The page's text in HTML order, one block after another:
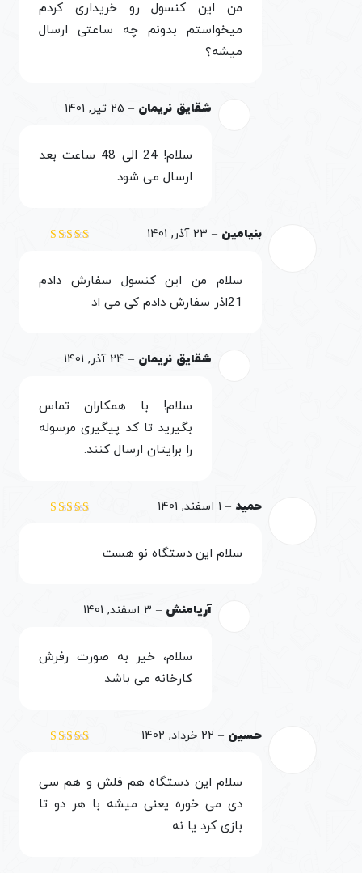
کاربران فراهم می‌کند تا بتوانند بدون متوقف کردن بازی برای شارژ
دسته، از کنترلر جانبی برای ادامه بازی استفاده کنند. قابل ذکر
است که دسته بازی از طریق کابل به کنسول متصل می‌شود. کابل
ارگانیک بوده و کلیدهای آن بسیار منعطف
من این کنسول رو خریداری کردم
میخواستم بدونم چه ساعتی ارسال
میشه؟
شقایق نریمان – 25 تیر, 1401
سلام! 24 الی 48 ساعت بعد
ارسال می شود.
بنیامین – 23 آذر, 1401
سلام من این کنسول سفارش دادم
21اذر سفارش دادم کی می اد
شقایق نریمان – 24 آذر, 1401
سلام! با همکاران تماس
بگیرید تا کد پیگیری مرسوله
را برایتان ارسال کنند.
حمید – 1 اسفند, 1401
سلام این دستگاه نو هست
آریامنش – 3 اسفند, 1401
سلام، خیر به صورت رفرش
کارخانه می باشد
حسین – 22 خرداد, 1402
سلام این دستگاه هم فلش و هم سی
دی می خوره یعنی میشه با هر دو تا
بازی کرد یا نه